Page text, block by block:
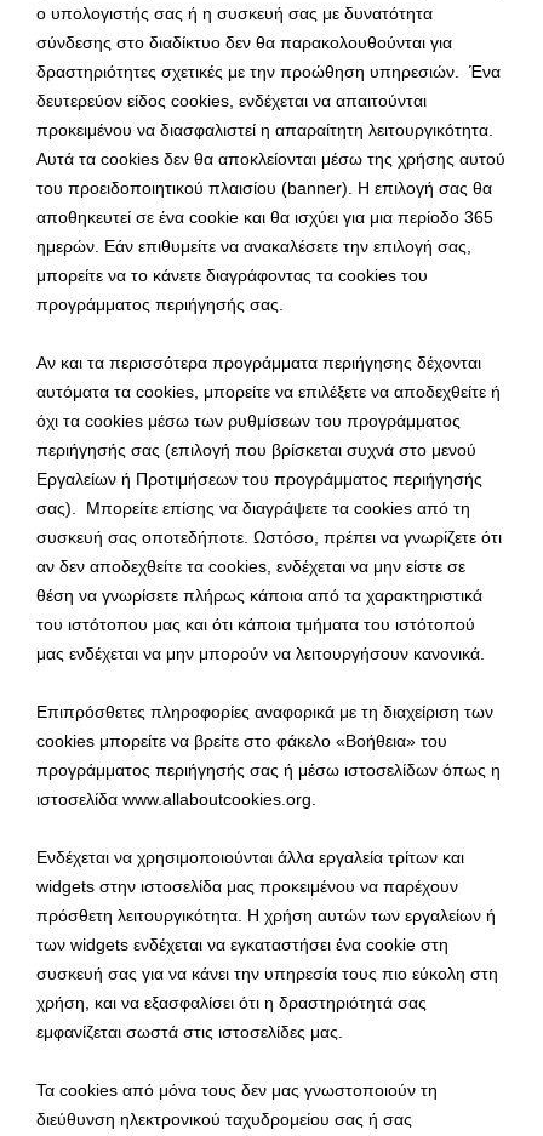
ο υπολογιστής σας ή η συσκευή σας με δυνατότητα
σύνδεσης στο διαδίκτυο δεν θα παρακολουθούνται για
δραστηριότητες σχετικές με την προώθηση υπηρεσιών. Ένα
δευτερεύον είδος cookies, ενδέχεται να απαιτούνται
προκειμένου να διασφαλιστεί η απαραίτητη λειτουργικότητα.
Αυτά τα cookies δεν θα αποκλείονται μέσω της χρήσης αυτού
του προειδοποιητικού πλαισίου (banner). Η επιλογή σας θα
αποθηκευτεί σε ένα cookie και θα ισχύει για μια περίοδο 365
ημερών. Εάν επιθυμείτε να ανακαλέσετε την επιλογή σας,
μπορείτε να το κάνετε διαγράφοντας τα cookies του
προγράμματος περιήγησής σας.
Αν και τα περισσότερα προγράμματα περιήγησης δέχονται
αυτόματα τα cookies, μπορείτε να επιλέξετε να αποδεχθείτε ή
όχι τα cookies μέσω των ρυθμίσεων του προγράμματος
περιήγησής σας (επιλογή που βρίσκεται συχνά στο μενού
Εργαλείων ή Προτιμήσεων του προγράμματος περιήγησής
σας). Μπορείτε επίσης να διαγράψετε τα cookies από τη
συσκευή σας οποτεδήποτε. Ωστόσο, πρέπει να γνωρίζετε ότι
αν δεν αποδεχθείτε τα cookies, ενδέχεται να μην είστε σε
θέση να γνωρίσετε πλήρως κάποια από τα χαρακτηριστικά
του ιστότοπου μας και ότι κάποια τμήματα του ιστότοπού
μας ενδέχεται να μην μπορούν να λειτουργήσουν κανονικά.
Επιπρόσθετες πληροφορίες αναφορικά με τη διαχείριση των
cookies μπορείτε να βρείτε στο φάκελο «Βοήθεια» του
προγράμματος περιήγησής σας ή μέσω ιστοσελίδων όπως η
ιστοσελίδα www.allaboutcookies.org.
Ενδέχεται να χρησιμοποιούνται άλλα εργαλεία τρίτων και
widgets στην ιστοσελίδα μας προκειμένου να παρέχουν
πρόσθετη λειτουργικότητα. Η χρήση αυτών των εργαλείων ή
των widgets ενδέχεται να εγκαταστήσει ένα cookie στη
συσκευή σας για να κάνει την υπηρεσία τους πιο εύκολη στη
χρήση, και να εξασφαλίσει ότι η δραστηριότητά σας
εμφανίζεται σωστά στις ιστοσελίδες μας.
Τα cookies από μόνα τους δεν μας γνωστοποιούν τη
διεύθυνση ηλεκτρονικού ταχυδρομείου σας ή σας